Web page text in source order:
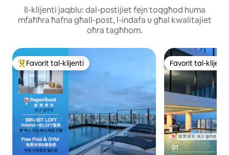
Il-klijenti jaqblu: dal-postijiet fejn toqgħod huma
mfaħħra ħafna għall-post, l-indafa u għal kwalitajiet
oħra tagħhom.
Wieħed mill-aqwa favoriti tal-klijenti
Favorit tal-klijenti Favorit tal-klijenti
Favorit tal-klijenti